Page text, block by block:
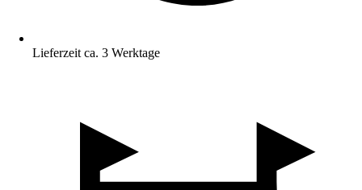
Lieferzeit ca. 3 Werktage